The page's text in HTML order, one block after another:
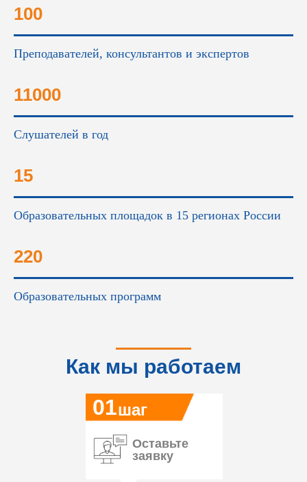
100
Преподавателей, консультантов и экспертов
11000
Слушателей в год
15
Образовательных площадок в 15 регионах России
220
Образовательных программ
Как мы работаем
01
Оставьте
заявку
шаг